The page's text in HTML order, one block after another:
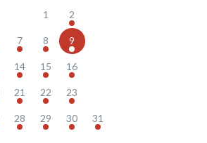
1 2
7 8 9
14 15 16
21 22 23
28 29 30 31